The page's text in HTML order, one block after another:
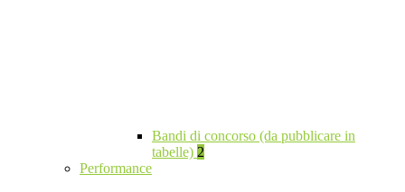
Bandi di concorso (da pubblicare in
tabelle) 2
Performance